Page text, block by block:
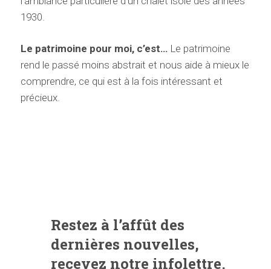
1930.
Le patrimoine pour moi, c’est… Le patrimoine
rend le passé moins abstrait et nous aide à mieux le
comprendre, ce qui est à la fois intéressant et
précieux.
Restez à l’affût des
dernières nouvelles,
recevez notre infolettre.